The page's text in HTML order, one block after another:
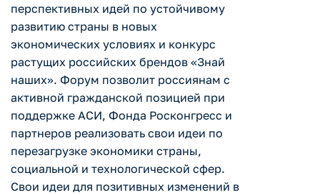
перспективных идей по устойчивому
развитию страны в новых
экономических условиях и конкурс
растущих российских брендов «Знай
наших». Форум позволит россиянам с
активной гражданской позицией при
поддержке АСИ, Фонда Росконгресс и
партнеров реализовать свои идеи по
перезагрузке экономики страны,
социальной и технологической сфер.
Свои идеи для позитивных изменений в